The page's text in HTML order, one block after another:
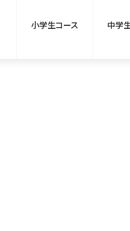
小学生コース 中学